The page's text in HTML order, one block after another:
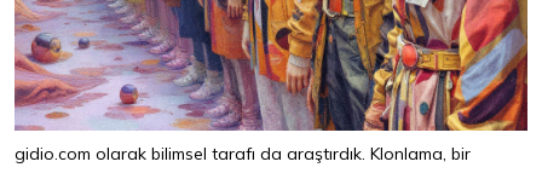
gidio.com olarak bilimsel tarafı da araştırdık. Klonlama, bir